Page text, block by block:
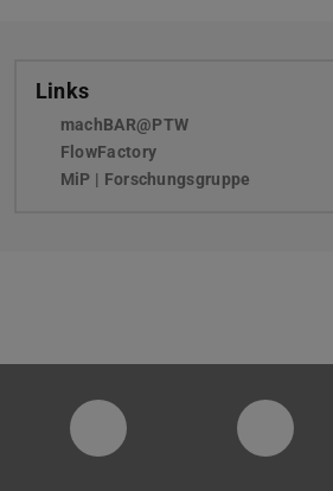
Links
machBAR@PTW
FlowFactory
MiP | Forschungsgruppe
PTW YouTube KanalPTW